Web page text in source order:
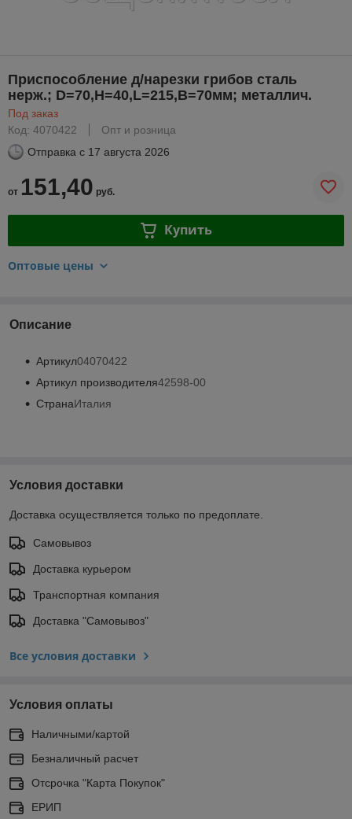
Приспособление д/нарезки грибов сталь
нерж.; D=70,H=40,L=215,B=70мм; металлич.
Под заказ
Код: 4070422
Опт и розница
Отправка с 17 августа 2026
от 151,40 руб.
Купить
Оптовые цены
Описание
Артикул04070422
Артикул производителя42598-00
СтранаИталия
Условия доставки
Доставка осуществляется только по предоплате.
Самовывоз
Доставка курьером
Транспортная компания
Доставка "Самовывоз"
Все условия доставки
Условия оплаты
Наличными/картой
Безналичный расчет
Отсрочка "Карта Покупок"
ЕРИП